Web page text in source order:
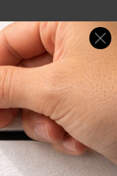
en su
puede
razones: